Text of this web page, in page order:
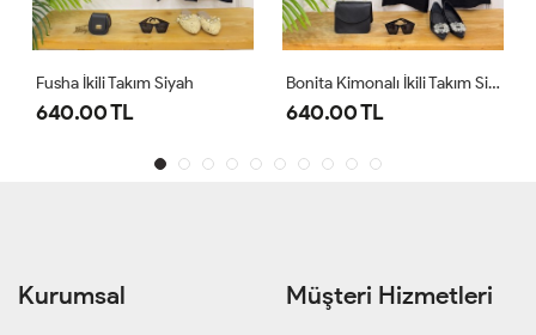
Fusha İkili Takım Siyah
640.00 TL
Bonita Kimonalı İkili Takım Siyah
640.00 TL
Kurumsal Müşteri Hizmetleri